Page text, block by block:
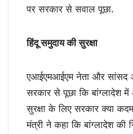
पर सरकार से सवाल पूछा.
हिंदू समुदाय की सुरक्षा
एआईएमआईएम नेता और सांसद
सरकार से पूछा कि बांग्लादेश
सुरक्षा के लिए सरकार क्या
मंत्री ने कहा कि बांग्लादेश की